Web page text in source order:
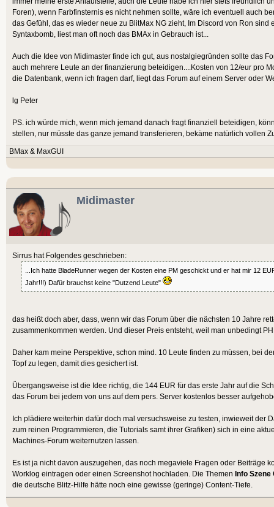
Foren), wenn Farbfinsternis es nicht nehmen sollte, wäre ich eventuell auch
das Gefühl, das es wieder neue zu BlitMax NG zieht, Im Discord von Ron
Syntaxbomb, liest man oft noch das BMAx in Gebrauch ist...
Auch die Idee von Midimaster finde ich gut, aus nostalgiegründen sollte das
auch mehrere Leute an der finanzierung beteidigen....Kosten von 12/eur pro
die Datenbank, wenn ich fragen darf, liegt das Forum auf einem Server oder
lg Peter
PS. ich würde mich, wenn mich jemand danach fragt finanziell beteidigen,
stellen, nur müsste das ganze jemand transferieren, bekäme natürlich vollen
BMax & MaxGUI
Midimaster
Sirrus hat Folgendes geschrieben:
...Ich hatte BladeRunner wegen der Kosten eine PM geschickt und er hat mir 12
Jahr!!!) Dafür brauchst keine "Dutzend Leute"
das heißt doch aber, dass, wenn wir das Forum über die nächsten 10 Jahre
zusammenkommen werden. Und dieser Preis entsteht, weil man unbedingt
Daher kam meine Perspektive, schon mind. 10 Leute finden zu müssen, bei
Topf zu legen, damit dies gesichert ist.
Übergangsweise ist die Idee richtig, die 144 EUR für das erste Jahr auf die
das Forum bei jedem von uns auf dem pers. Server kostenlos besser
Ich plädiere weiterhin dafür doch mal versuchsweise zu testen, inwieweit der
zum reinen Programmieren, die Tutorials samt ihrer Grafiken) sich in eine
Machines-Forum weiternutzen lassen.
Es ist ja nicht davon auszugehen, das noch megaviele Fragen oder Beiträge
Worklog eintragen oder einen Screenshot hochladen. Die Themen Info Szene
die deutsche Blitz-Hilfe hätte noch eine gewisse (geringe) Content-Tiefe.